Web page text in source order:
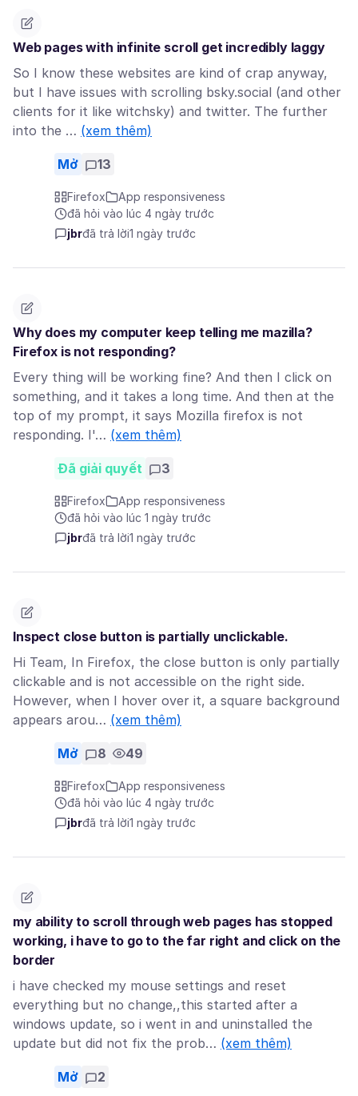
Web pages with infinite scroll get incredibly laggy
So I know these websites are kind of crap anyway,
but I have issues with scrolling bsky.social (and other
clients for it like witchsky) and twitter. The further
into the … (xem thêm)
Mở 13
Firefox
App responsiveness
đã hỏi vào lúc 4 ngày trước
jbrđã trả lời1 ngày trước
Why does my computer keep telling me mazilla?
Firefox is not responding?
Every thing will be working fine? And then I click on
something, and it takes a long time. And then at the
top of my prompt, it says Mozilla firefox is not
responding. I'… (xem thêm)
Đã giải quyết 3
Firefox
App responsiveness
đã hỏi vào lúc 1 ngày trước
jbrđã trả lời1 ngày trước
Inspect close button is partially unclickable.
Hi Team, In Firefox, the close button is only partially
clickable and is not accessible on the right side.
However, when I hover over it, a square background
appears arou… (xem thêm)
Mở 8 49
Firefox
App responsiveness
đã hỏi vào lúc 4 ngày trước
jbrđã trả lời1 ngày trước
my ability to scroll through web pages has stopped
working, i have to go to the far right and click on the
border
i have checked my mouse settings and reset
everything but no change,,this started after a
windows update, so i went in and uninstalled the
update but did not fix the prob… (xem thêm)
Mở 2